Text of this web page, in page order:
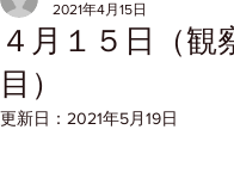
４月１５日（観
目）
2021年4月15日
更新日： 2021年5月19日